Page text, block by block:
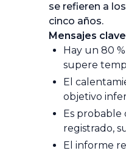
se refieren a
cinco años.
Mensajes clave
Hay un 80
supere
El
objetivo
Es probable
registrado,
El informe